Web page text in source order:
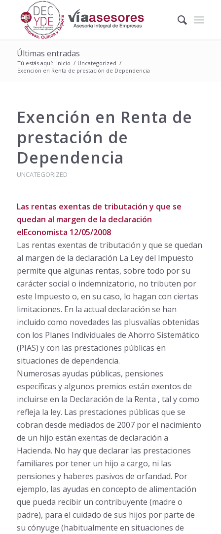
Últimas entradas
Tú estás aquí: Inicio / Uncategorized /
Exención en Renta de prestación de Dependencia
Exención en Renta de
prestación de
Dependencia
UNCATEGORIZED
Las rentas exentas de tributación y que se
quedan al margen de la declaración
elEconomista 12/05/2008
Las rentas exentas de tributación y que se quedan
al margen de la declaración La Ley del Impuesto
permite que algunas rentas, sobre todo por su
carácter social o indemnizatorio, no tributen por
este Impuesto o, en su caso, lo hagan con ciertas
limitaciones. En la actual declaración se han
incluido como novedades las plusvalías obtenidas
con los Planes Individuales de Ahorro Sistemático
(PIAS) y con las prestaciones públicas en
situaciones de dependencia.
Numerosas ayudas públicas, pensiones
específicas y algunos premios están exentos de
incluirse en la Declaración de la Renta , tal y como
refleja la ley. Las prestaciones públicas que se
cobran desde mediados de 2007 por el nacimiento
de un hijo están exentas de declaración a
Hacienda. No hay que declarar las prestaciones
familiares por tener un hijo a cargo, ni las
pensiones y haberes pasivos de orfandad. Por
ejemplo, las ayudas en concepto de alimentación
que pueda recibir un contribuyente (madre o
padre), para el cuidado de sus hijos por parte de
su cónyuge (habitualmente en situaciones de